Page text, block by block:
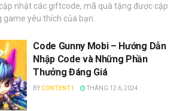
nhật các giftcode, mã quà tặng được cập
yêu thích của bạn.
Code Gunny Mobi – Hướng Dẫn
Nhập Code và Những Phần
Thưởng Đáng Giá
BYCONTENT1 THÁNG 12 6, 2024